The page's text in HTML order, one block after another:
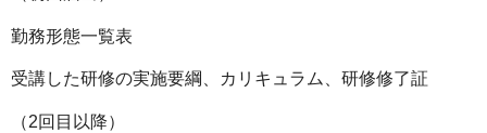
勤務形態一覧表
受講した研修の実施要綱、カリキュラム、研修修了証
（2回目以降）